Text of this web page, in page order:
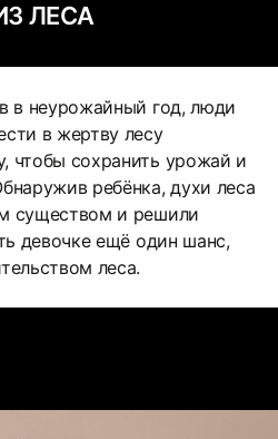
ЛЕСА
в неурожайный год, люди
в жертву лесу
чтобы сохранить урожай и
ребёнка, духи леса
существом и решили
девочке ещё один шанс,
леса.